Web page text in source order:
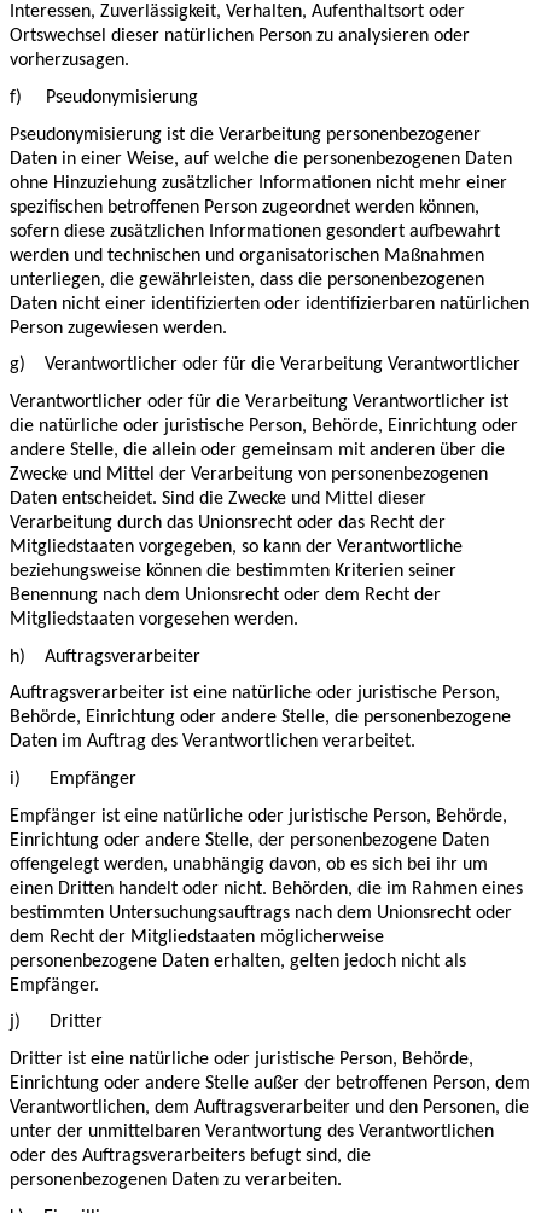
Interessen, Zuverlässigkeit, Verhalten, Aufenthaltsort oder
Ortswechsel dieser natürlichen Person zu analysieren oder
vorherzusagen.
f)
Pseudonymisierung
Pseudonymisierung ist die Verarbeitung personenbezogener
Daten in einer Weise, auf welche die personenbezogenen Daten
ohne Hinzuziehung zusätzlicher Informationen nicht mehr einer
spezifischen betroffenen Person zugeordnet werden können,
sofern diese zusätzlichen Informationen gesondert aufbewahrt
werden und technischen und organisatorischen Maßnahmen
unterliegen, die gewährleisten, dass die personenbezogenen
Daten nicht einer identifizierten oder identifizierbaren natürlichen
Person zugewiesen werden.
g)
Verantwortlicher oder für die Verarbeitung Verantwortlicher
Verantwortlicher oder für die Verarbeitung Verantwortlicher ist
die natürliche oder juristische Person, Behörde, Einrichtung oder
andere Stelle, die allein oder gemeinsam mit anderen über die
Zwecke und Mittel der Verarbeitung von personenbezogenen
Daten entscheidet. Sind die Zwecke und Mittel dieser
Verarbeitung durch das Unionsrecht oder das Recht der
Mitgliedstaaten vorgegeben, so kann der Verantwortliche
beziehungsweise können die bestimmten Kriterien seiner
Benennung nach dem Unionsrecht oder dem Recht der
Mitgliedstaaten vorgesehen werden.
h)
Auftragsverarbeiter
Auftragsverarbeiter ist eine natürliche oder juristische Person,
Behörde, Einrichtung oder andere Stelle, die personenbezogene
Daten im Auftrag des Verantwortlichen verarbeitet.
i)
Empfänger
Empfänger ist eine natürliche oder juristische Person, Behörde,
Einrichtung oder andere Stelle, der personenbezogene Daten
offengelegt werden, unabhängig davon, ob es sich bei ihr um
einen Dritten handelt oder nicht. Behörden, die im Rahmen eines
bestimmten Untersuchungsauftrags nach dem Unionsrecht oder
dem Recht der Mitgliedstaaten möglicherweise
personenbezogene Daten erhalten, gelten jedoch nicht als
Empfänger.
j)
Dritter
Dritter ist eine natürliche oder juristische Person, Behörde,
Einrichtung oder andere Stelle außer der betroffenen Person, dem
Verantwortlichen, dem Auftragsverarbeiter und den Personen, die
unter der unmittelbaren Verantwortung des Verantwortlichen
oder des Auftragsverarbeiters befugt sind, die
personenbezogenen Daten zu verarbeiten.